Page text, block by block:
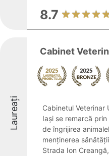
8.7
Laureați
Cabinet
Cabinetul Veterinar
Iași se remarcă
de îngrijirea
menținerea
Strada Ion